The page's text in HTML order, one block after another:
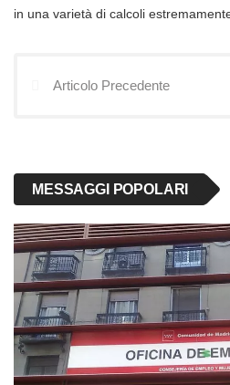
in una varietà di calcoli
Articolo Precedente
MESSAGGI POPOLARI